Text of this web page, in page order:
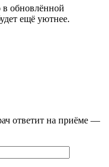
в обновлённой
ещё уютнее.
ответит на приёме —